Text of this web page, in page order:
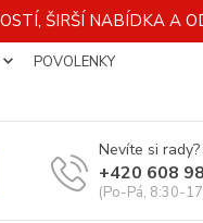
ŠIRŠÍ NABÍDKA A
POVOLENKY
Nevíte si
+420 608
(Po-Pá, 8:30-